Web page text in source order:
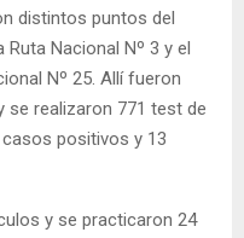
distintos puntos del
Nacional Nº 3 y el
Nº 25. Allí fueron
se realizaron 771 test de
positivos y 13
y se practicaron 24